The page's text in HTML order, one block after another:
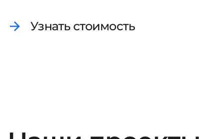
Узнать стоимость